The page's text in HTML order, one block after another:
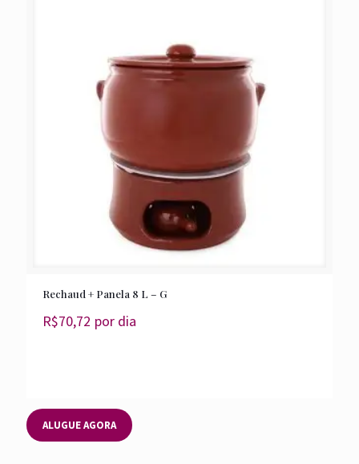
Rechaud + Panela 8 L – G
R$70,72 por dia
ALUGUE AGORA